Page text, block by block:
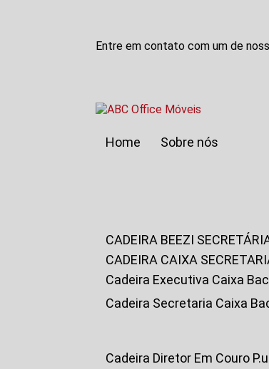
Entre em contato com um de
Home
Sobre nós
CADEIRA BEEZI
CADEIRA CAIXA
Cadeira Executiva Caixa
Cadeira Secretaria Caixa
Cadeira Diretor Em Couro